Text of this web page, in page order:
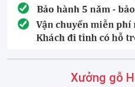
Xưởng gỗ